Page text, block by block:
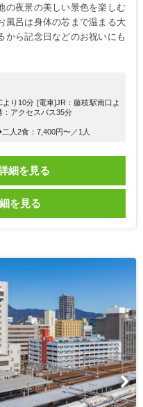
の夜景の美しい景色を楽しむ
風呂は身体の芯まで温まる大
から記念日などのお祝いにも
り10分 [電車]JR：藤枝駅南口よ
：アクセスバス35分
人2食：7,400円〜／1人
細を見る
を見る